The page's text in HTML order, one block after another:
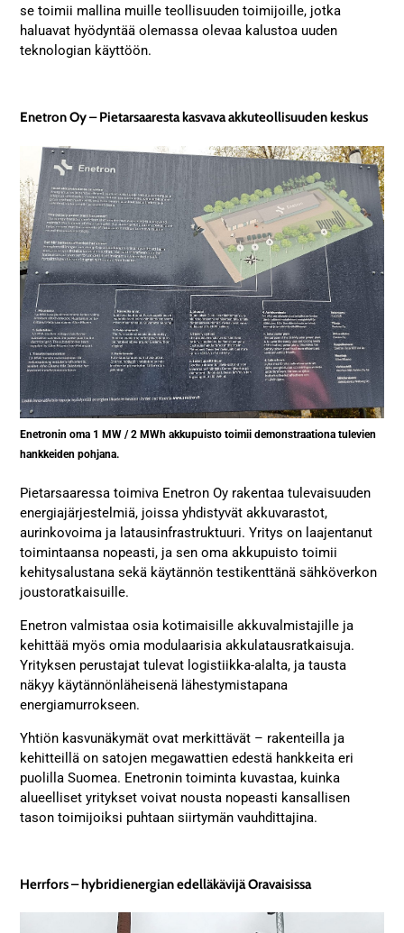
se toimii mallina muille teollisuuden toimijoille, jotka
haluavat hyödyntää olemassa olevaa kalustoa uuden
teknologian käyttöön.
Enetron Oy – Pietarsaaresta kasvava akkuteollisuuden keskus
Enetronin oma 1 MW / 2 MWh akkupuisto toimii demonstraationa tulevien
hankkeiden pohjana.
Pietarsaaressa toimiva Enetron Oy rakentaa tulevaisuuden
energiajärjestelmiä, joissa yhdistyvät akkuvarastot,
aurinkovoima ja latausinfrastruktuuri. Yritys on laajentanut
toimintaansa nopeasti, ja sen oma akkupuisto toimii
kehitysalustana sekä käytännön testikenttänä sähköverkon
joustoratkaisuille.
Enetron valmistaa osia kotimaisille akkuvalmistajille ja
kehittää myös omia modulaarisia akkulatausratkaisuja.
Yrityksen perustajat tulevat logistiikka-alalta, ja tausta
näkyy käytännönläheisenä lähestymistapana
energiamurrokseen.
Yhtiön kasvunäkymät ovat merkittävät – rakenteilla ja
kehitteillä on satojen megawattien edestä hankkeita eri
puolilla Suomea. Enetronin toiminta kuvastaa, kuinka
alueelliset yritykset voivat nousta nopeasti kansallisen
tason toimijoiksi puhtaan siirtymän vauhdittajina.
Herrfors – hybridienergian edelläkävijä Oravaisissa